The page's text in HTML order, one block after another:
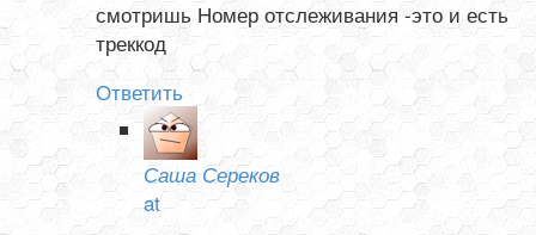
смотришь Номер отслеживания -это и есть
треккод
Ответить
Саша Сереков
at